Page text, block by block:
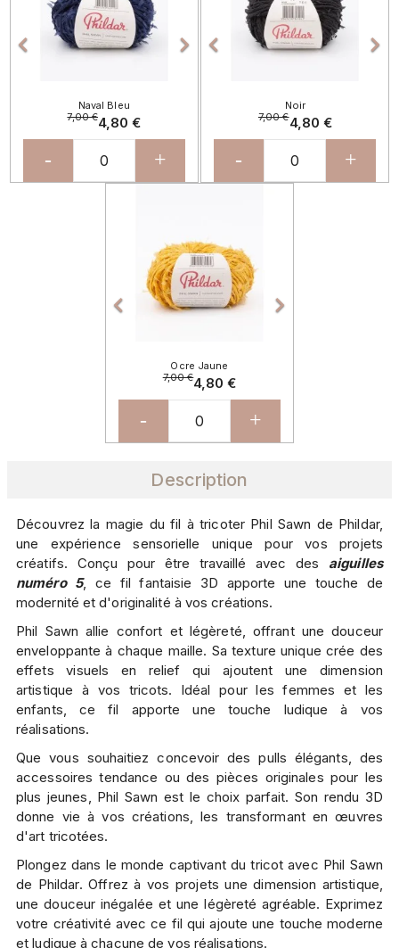
 
Naval Bleu
7,00 €4,80 €
- +
 
Noir
7,00 €4,80 €
- +
 
Ocre Jaune
7,00 €4,80 €
- +
Description
Découvrez la magie du fil à tricoter Phil Sawn de Phildar,
une expérience sensorielle unique pour vos projets
créatifs. Conçu pour être travaillé avec des aiguilles
numéro 5, ce fil fantaisie 3D apporte une touche de
modernité et d'originalité à vos créations.
Phil Sawn allie confort et légèreté, offrant une douceur
enveloppante à chaque maille. Sa texture unique crée des
effets visuels en relief qui ajoutent une dimension
artistique à vos tricots. Idéal pour les femmes et les
enfants, ce fil apporte une touche ludique à vos
réalisations.
Que vous souhaitiez concevoir des pulls élégants, des
accessoires tendance ou des pièces originales pour les
plus jeunes, Phil Sawn est le choix parfait. Son rendu 3D
donne vie à vos créations, les transformant en œuvres
d'art tricotées.
Plongez dans le monde captivant du tricot avec Phil Sawn
de Phildar. Offrez à vos projets une dimension artistique,
une douceur inégalée et une légèreté agréable. Exprimez
votre créativité avec ce fil qui ajoute une touche moderne
et ludique à chacune de vos réalisations.